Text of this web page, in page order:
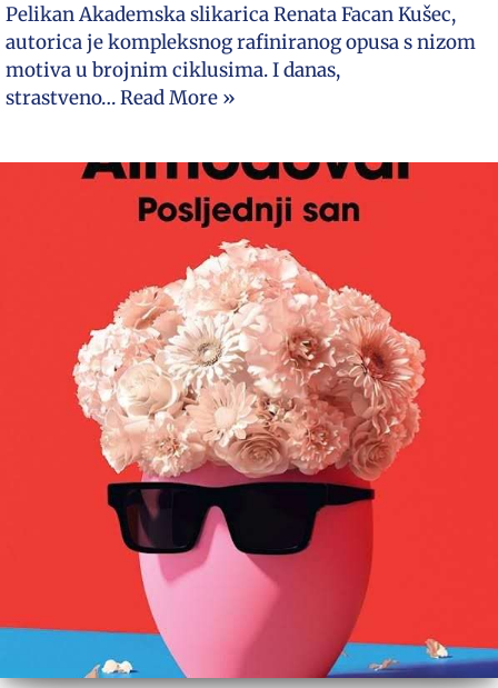
Pelikan Akademska slikarica Renata Facan Kušec,
autorica je kompleksnog rafiniranog opusa s nizom
motiva u brojnim ciklusima. I danas,
strastveno…Read More »